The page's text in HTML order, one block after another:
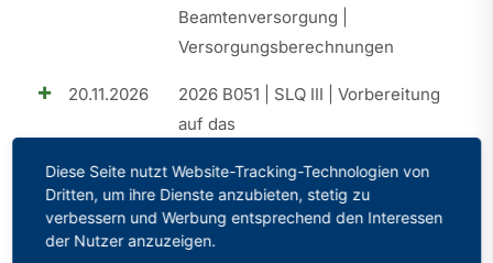
Beamtenversorgung |
Versorgungsberechnungen
20.11.2026
2026 B051 | SLQ III | Vorbereitung
auf das
(EFV)
25.09.2026
2026 B049 | SLQ II | Elemente der
Diese Seite nutzt Website-Tracking-Technologien von
Dritten, um ihre Dienste anzubieten, stetig zu
verbessern und Werbung entsprechend den Interessen
der Nutzer anzuzeigen.